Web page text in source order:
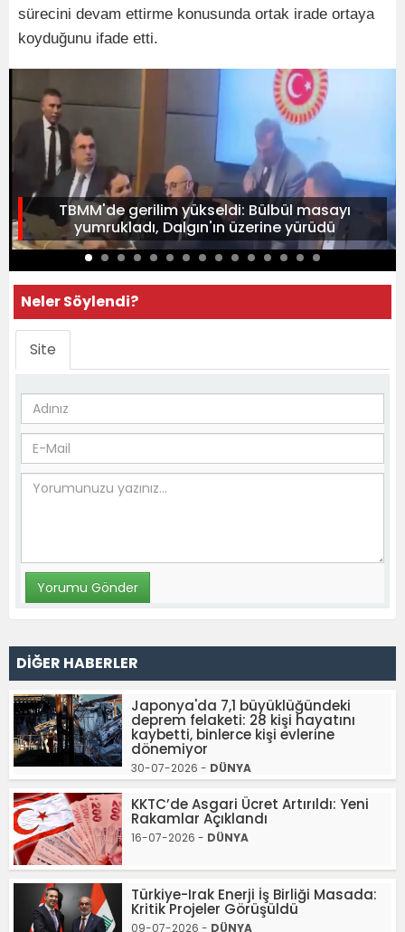
sürecini devam ettirme konusunda ortak irade ortaya
koyduğunu ifade etti.
TBMM'de gerilim yükseldi: Bülbül masayı
yumrukladı, Dalgın'ın üzerine yürüdü
Neler Söylendi?
Site
DİĞER HABERLER
Japonya'da 7,1 büyüklüğündeki
deprem felaketi: 28 kişi hayatını
kaybetti, binlerce kişi evlerine
dönemiyor
30-07-2026 - DÜNYA
KKTC’de Asgari Ücret Artırıldı: Yeni
Rakamlar Açıklandı
16-07-2026 - DÜNYA
Türkiye-Irak Enerji İş Birliği Masada:
Kritik Projeler Görüşüldü
09-07-2026 - DÜNYA